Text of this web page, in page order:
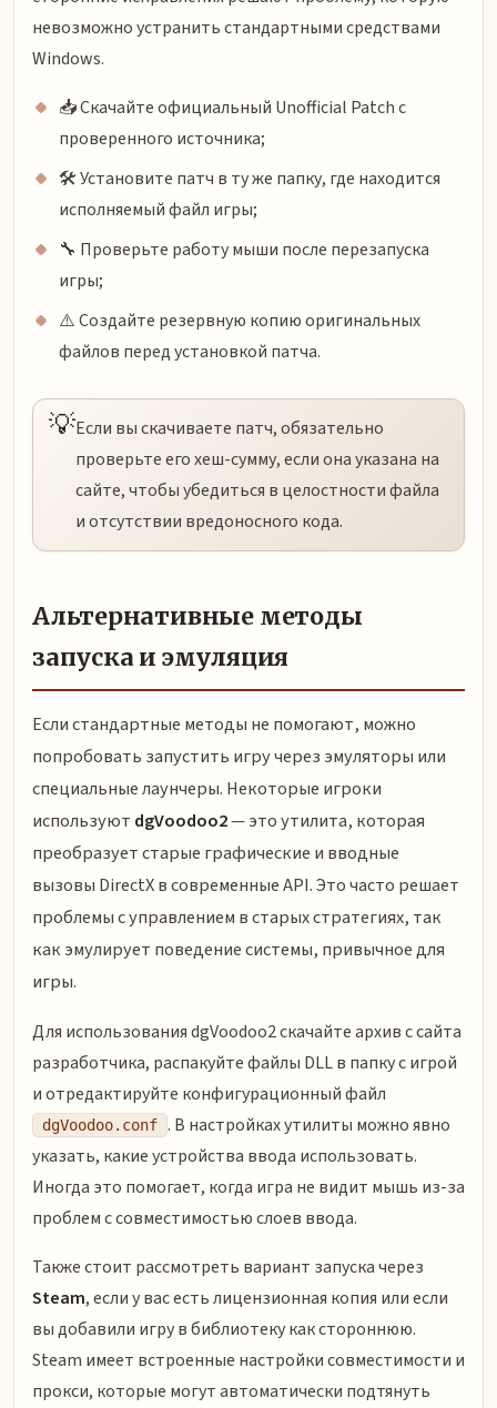
невозможно устранить стандартными средствами
Windows.
📥 Скачайте официальный Unofficial Patch с
проверенного источника;
🛠️ Установите патч в ту же папку, где находится
исполняемый файл игры;
🔧 Проверьте работу мыши после перезапуска
игры;
⚠️ Создайте резервную копию оригинальных
файлов перед установкой патча.
💡Если вы скачиваете патч, обязательно
проверьте его хеш-сумму, если она указана на
сайте, чтобы убедиться в целостности файла
и отсутствии вредоносного кода.
Альтернативные методы
запуска и эмуляция
Если стандартные методы не помогают, можно
попробовать запустить игру через эмуляторы или
специальные лаунчеры. Некоторые игроки
используют dgVoodoo2— это утилита, которая
преобразует старые графические и вводные
вызовы DirectX в современные API. Это часто решает
проблемы с управлением в старых стратегиях, так
как эмулирует поведение системы, привычное для
игры.
Для использования dgVoodoo2 скачайте архив с сайта
разработчика, распакуйте файлы DLL в папку с игрой
и отредактируйте конфигурационный файл
dgVoodoo.conf . В настройках утилиты можно явно
указать, какие устройства ввода использовать.
Иногда это помогает, когда игра не видит мышь из-за
проблем с совместимостью слоев ввода.
Также стоит рассмотреть вариант запуска через
Steam, если у вас есть лицензионная копия или если
вы добавили игру в библиотеку как стороннюю.
Steam имеет встроенные настройки совместимости и
прокси, которые могут автоматически подтянуть